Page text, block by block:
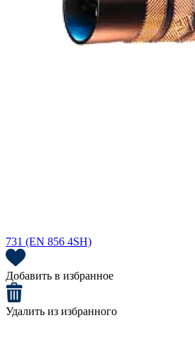
731 (EN 856 4SH)
Добавить в избранное
Удалить из избранного